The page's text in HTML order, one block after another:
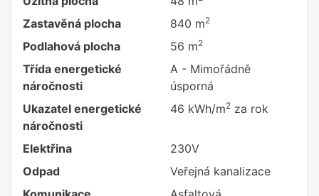
Zastavěná plocha 840 m2
Podlahová plocha 56 m2
Třída energetické
náročnosti
A - Mimořádně
úsporná
Ukazatel energetické
náročnosti
46 kWh/m2 za rok
Elektřina
230V
Odpad
Veřejná kanalizace